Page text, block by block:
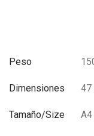
Peso
Dimensiones 47
Tamaño/Size